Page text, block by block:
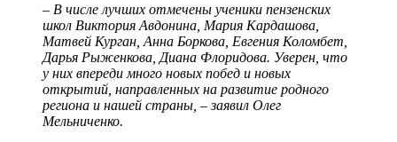
– В числе лучших отмечены ученики пензенских
школ Виктория Авдонина, Мария Кардашова,
Матвей Курган, Анна Боркова, Евгения Коломбет,
Дарья Рыженкова, Диана Флоридова. Уверен, что
у них впереди много новых побед и новых
открытий, направленных на развитие родного
региона и нашей страны, – заявил Олег
Мельниченко.